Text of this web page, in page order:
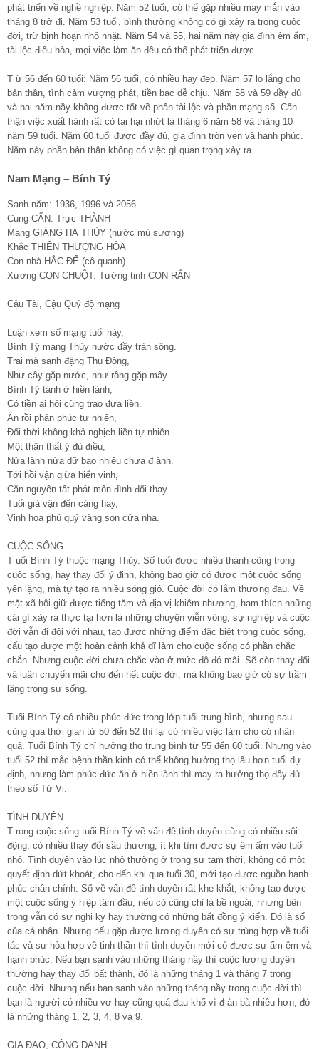
phát triển về nghề nghiệp. Năm 52 tuổi, có thể gặp nhiều may mắn vào
tháng 8 trở đi. Năm 53 tuổi, bình thường không có gì xảy ra trong cuộc
đời, trừ bịnh hoạn nhỏ nhặt. Năm 54 và 55, hai năm này gia đình êm ấm,
tài lộc điều hòa, mọi việc làm ăn đều có thể phát triển được.
T ừ 56 đến 60 tuổi: Năm 56 tuổi, có nhiều hay đẹp. Năm 57 lo lắng cho
bản thân, tình cảm vượng phát, tiền bạc dễ chịu. Năm 58 và 59 đầy đủ
và hai năm nầy không được tốt về phần tài lộc và phần mạng số. Cẩn
thận việc xuất hành rất có tai hại nhứt là tháng 6 năm 58 và tháng 10
năm 59 tuổi. Năm 60 tuổi được đầy đủ, gia đình tròn vẹn và hạnh phúc.
Năm này phần bản thân không có việc gì quan trọng xảy ra.
Nam Mạng – Bính Tý
Sanh năm: 1936, 1996 và 2056
Cung CẤN. Trực THÀNH
Mạng GIÁNG HẠ THỦY (nước mù sương)
Khắc THIÊN THƯỢNG HỎA
Con nhà HẮC ĐẾ (cô quạnh)
Xương CON CHUỘT. Tướng tinh CON RẮN
Cậu Tài, Cậu Quý độ mạng
Luận xem số mạng tuổi này,
Bính Tý mạng Thủy nước đầy tràn sông.
Trai mà sanh đặng Thu Đông,
Như cây gặp nước, như rồng gặp mây.
Bính Tý tánh ở hiền lành,
Có tiền ai hỏi cũng trao đưa liền.
Ăn rồi phản phúc tự nhiên,
Đổi thời không khả nghịch liền tự nhiên.
Một thân thất ý đủ điều,
Nửa lành nửa dữ bao nhiêu chưa đ ành.
Tới hồi vận giữa hiển vinh,
Căn nguyên tất phát môn đình đổi thay.
Tuổi già vận đến càng hay,
Vinh hoa phú quý vàng son cửa nha.
CUỘC SỐNG
T uổi Bính Tý thuộc mạng Thủy. Số tuổi được nhiều thành công trong
cuộc sống, hay thay đổi ý định, không bao giờ có được một cuộc sống
yên lặng, mà tự tạo ra nhiều sóng gió. Cuộc đời có lắm thương đau. Về
mặt xã hội giữ được tiếng tăm và địa vị khiêm nhượng, ham thích những
cái gì xảy ra thực tại hơn là những chuyện viễn vông, sự nghiệp và cuộc
đời vẫn đi đôi với nhau, tạo được những điểm đặc biệt trong cuộc sống,
cấu tạo được một hoàn cảnh khả dĩ làm cho cuộc sống có phần chắc
chắn. Nhưng cuộc đời chưa chắc vào ở mức độ đó mãi. Sẽ còn thay đổi
và luân chuyển mãi cho đến hết cuộc đời, mà không bao giờ có sự trầm
lặng trong sự sống.
Tuổi Bính Tý có nhiều phúc đức trong lớp tuổi trung bình, nhưng sau
cùng qua thời gian từ 50 đến 52 thì lại có nhiều việc làm cho có nhân
quả. Tuổi Bính Tý chỉ hưởng thọ trung bình từ 55 đến 60 tuổi. Nhưng vào
tuổi 52 thì mắc bệnh thần kinh có thể không hưởng thọ lâu hơn tuổi dự
định, nhưng làm phúc đức ăn ở hiền lành thì may ra hưởng thọ đầy đủ
theo số Tử Vi.
TÌNH DUYÊN
T rong cuộc sống tuổi Bính Tý về vấn đề tình duyên cũng có nhiều sôi
động, có nhiều thay đổi sầu thương, ít khi tìm được sự êm ấm vào tuổi
nhỏ. Tình duyên vào lúc nhỏ thường ở trong sự tạm thời, không có một
quyết định dứt khoát, cho đến khi qua tuổi 30, mới tạo được nguồn hạnh
phúc chân chính. Số về vấn đề tình duyên rất khe khắt, không tạo được
một cuộc sống ý hiệp tâm đầu, nếu có cũng chỉ là bề ngoài; nhưng bên
trong vẫn có sự nghi kỵ hay thường có những bất đồng ý kiến. Đó là số
của cá nhân. Nhưng nếu gặp được lương duyên có sự trùng hợp về tuổi
tác và sự hòa hợp về tinh thần thì tình duyên mới có được sự ấm êm và
hạnh phúc. Nếu bạn sanh vào những tháng nầy thì cuộc lương duyên
thường hay thay đổi bất thành, đó là những tháng 1 và tháng 7 trong
cuộc đời. Nhưng nếu bạn sanh vào những tháng nầy trong cuộc đời thì
bạn là người có nhiều vợ hay cũng quá đau khổ vì đ àn bà nhiều hơn, đó
là những tháng 1, 2, 3, 4, 8 và 9.
GIA ĐẠO, CÔNG DANH